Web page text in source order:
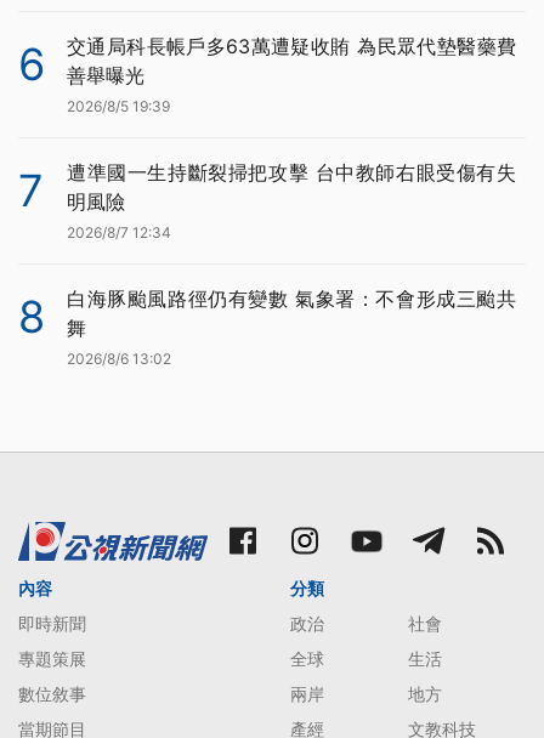
6
交通局科長帳戶多63萬遭疑收賄 為民眾代墊醫藥費
善舉曝光
2026/8/5 19:39
7
遭準國一生持斷裂掃把攻擊 台中教師右眼受傷有失
明風險
2026/8/7 12:34
8
白海豚颱風路徑仍有變數 氣象署：不會形成三颱共
舞
2026/8/6 13:02
內容
即時新聞
專題策展
數位敘事
當期節目
分類
政治
社會
全球
生活
兩岸
地方
產經
文教科技